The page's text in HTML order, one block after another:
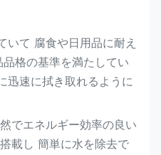
いて 腐食や日用品に耐え
格の基準を満たしてい
迅速に拭き取れるように
でエネルギー効率の良い
載し 簡単に水を除去で